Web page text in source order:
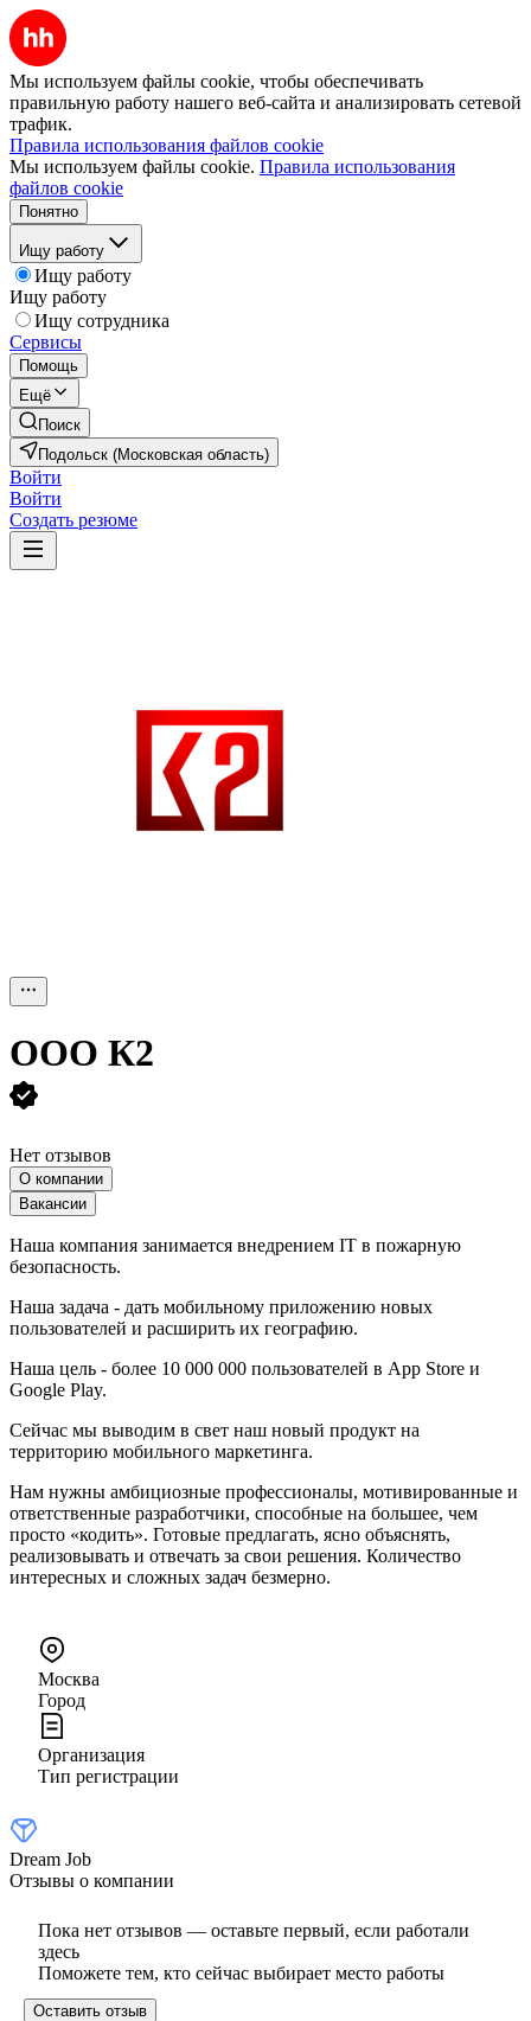
Мы используем файлы cookie, чтобы обеспечивать
правильную работу нашего веб-сайта и анализировать сетевой
трафик.
Правила использования файлов cookie
Мы используем файлы cookie. Правила использования
файлов cookie
Понятно
Ищу работу
Ищу работу
Ищу работу
Ищу сотрудника
Сервисы
Помощь
Ещё
Поиск
Подольск (Московская область)
Войти
Войти
Создать резюме
ООО К2
Нет отзывов
О компании
Вакансии
Наша компания занимается внедрением IT в пожарную
безопасность.
Наша задача - дать мобильному приложению новых
пользователей и расширить их географию.
Наша цель - более 10 000 000 пользователей в App Store и
Google Play.
Сейчас мы выводим в свет наш новый продукт на
территорию мобильного маркетинга.
Нам нужны амбициозные профессионалы, мотивированные и
ответственные разработчики, способные на большее, чем
просто «кодить». Готовые предлагать, ясно объяснять,
реализовывать и отвечать за свои решения. Количество
интересных и сложных задач безмерно.
Москва
Город
Организация
Тип регистрации
Dream Job
Отзывы о компании
Пока нет отзывов — оставьте первый, если работали
здесь
Поможете тем, кто сейчас выбирает место работы
Оставить отзыв